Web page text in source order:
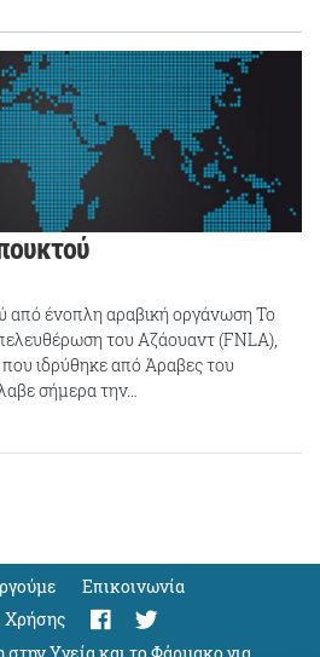
από ένοπλη αραβική οργάνωση Το
του Αζάουαντ (FNLA),
ιδρύθηκε από Άραβες του
σήμερα την…
Eπικοινωνία
Χρήσης